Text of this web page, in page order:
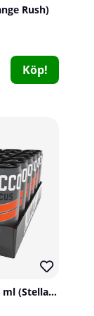
Rush)
Köp!
24 x NOCCO FOCUS, 330 ml (Stellar Blend)